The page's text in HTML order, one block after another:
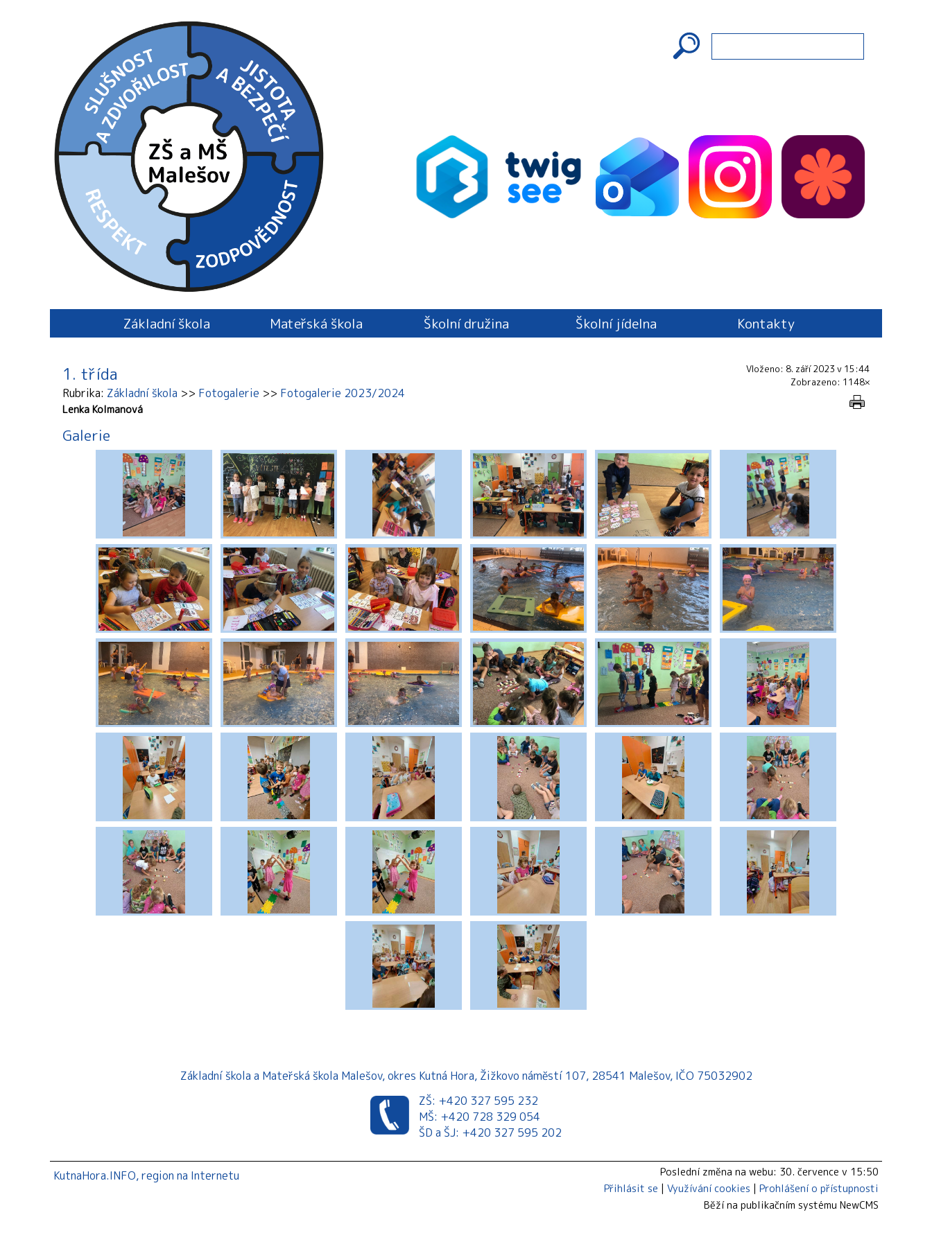
Základní škola Mateřská škola Školní družina Školní jídelna Kontakty
1. třída
Rubrika Základní škola Fotogalerie Fotogalerie 2023/2024
Lenka Kolmanová
Vloženo: 8. září 2023 v 15:44
Zobrazeno: 1148×
Galerie
Základní škola a Mateřská škola Malešov, okres Kutná Hora, Žižkovo náměstí 107, 28541 Malešov, IČO 75032902
ZŠ: +420 327 595 232
MŠ: +420 728 329 054
ŠD a ŠJ: +420 327 595 202
KutnaHora.INFO, region na Internetu
Poslední změna na webu: 30. července v 15:50
Přihlásit se
Využívání cookies
Prohlášení o přístupnosti
Běží na publikačním systému NewCMS